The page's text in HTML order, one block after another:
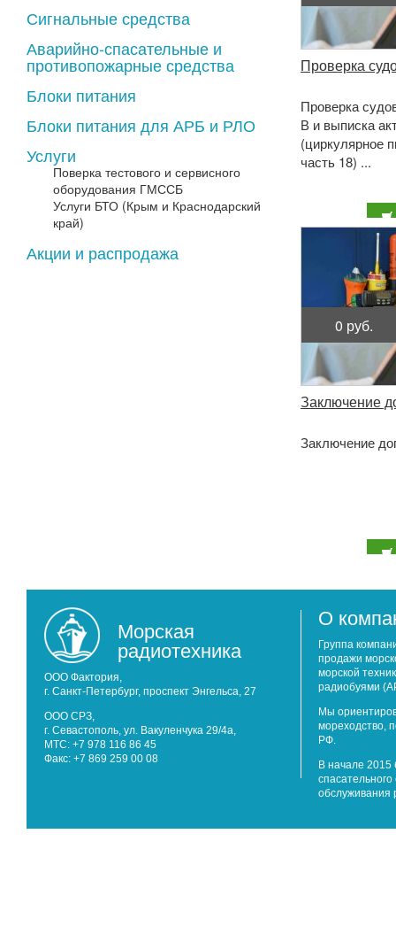
Сигнальные средства
Аварийно-спасательные и
противопожарные средства
Блоки питания
Блоки питания для АРБ и РЛО
Услуги
Поверка тестового и сервисного
оборудования ГМССБ
Услуги БТО (Крым и Краснодарский
край)
Акции и распродажа
Проверка
Проверка
В и выписка
(циркулярное
часть 18) ...
0 руб.
Заключение
Заключение
Морская
радиотехника
ООО Фактория,
г. Санкт-Петербург, проспект Энгельса, 27
ООО СРЗ,
г. Севастополь, ул. Вакуленчука 29/4а,
МТС: +7 978 116 86 45
Факс: +7 869 259 00 08
О
Группа
продажи
морской
радиобуями
Мы
мореходство,
РФ.
В начале 2015
обслуживания